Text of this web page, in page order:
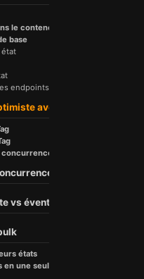
le conteneur DI
base
état
endpoints
avec les ETags
optimiste
: first-write-wins
vs éventuelle
états
une seule fois